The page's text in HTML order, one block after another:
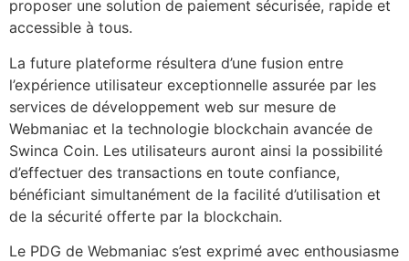
proposer une solution de paiement sécurisée, rapide et
accessible à tous.
La future plateforme résultera d’une fusion entre
l’expérience utilisateur exceptionnelle assurée par les
services de développement web sur mesure de
Webmaniac et la technologie blockchain avancée de
Swinca Coin. Les utilisateurs auront ainsi la possibilité
d’effectuer des transactions en toute confiance,
bénéficiant simultanément de la facilité d’utilisation et
de la sécurité offerte par la blockchain.
Le PDG de Webmaniac s’est exprimé avec enthousiasme